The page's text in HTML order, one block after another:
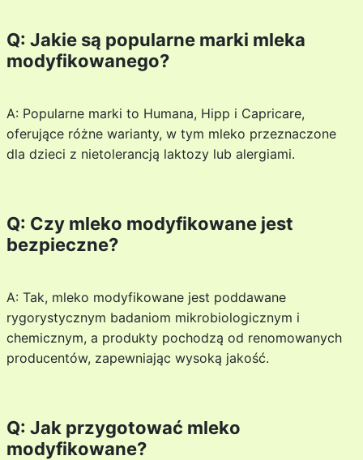
Q: Jakie są popularne marki mleka
modyfikowanego?
A: Popularne marki to Humana, Hipp i Capricare,
oferujące różne warianty, w tym mleko przeznaczone
dla dzieci z nietolerancją laktozy lub alergiami.
Q: Czy mleko modyfikowane jest
bezpieczne?
A: Tak, mleko modyfikowane jest poddawane
rygorystycznym badaniom mikrobiologicznym i
chemicznym, a produkty pochodzą od renomowanych
producentów, zapewniając wysoką jakość.
Q: Jak przygotować mleko
modyfikowane?